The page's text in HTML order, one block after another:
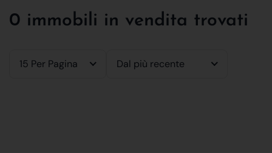
0 immobili in vendita trovati
15 Per Pagina Dal più recente